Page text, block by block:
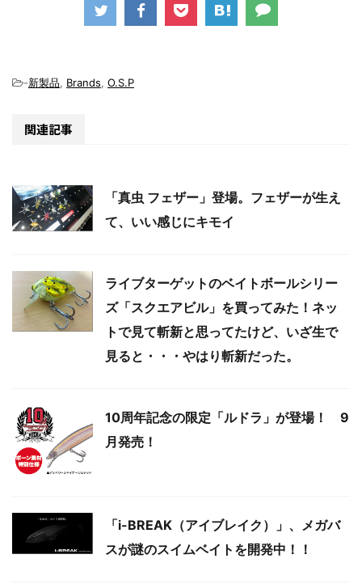
-新製品, Brands, O.S.P
関連記事
「真虫 フェザー」登場。フェザーが生え
て、いい感じにキモイ
ライブターゲットのベイトボールシリー
ズ「スクエアビル」を買ってみた！ネッ
トで見て斬新と思ってたけど、いざ生で
見ると・・・やはり斬新だった。
10周年記念の限定「ルドラ」が登場！ 9
月発売！
「i-BREAK（アイブレイク）」、メガバ
スが謎のスイムベイトを開発中！！